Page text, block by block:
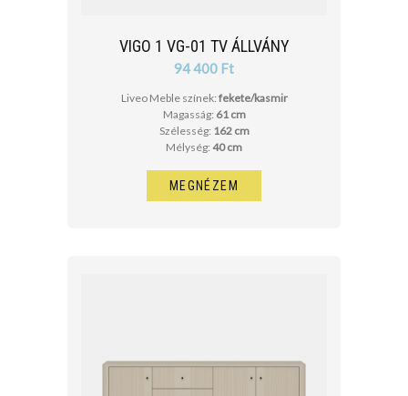
VIGO 1 VG-01 TV ÁLLVÁNY
94 400 Ft
Liveo Meble színek: fekete/kasmir
Magasság: 61 cm
Szélesség: 162 cm
Mélység: 40 cm
MEGNÉZEM